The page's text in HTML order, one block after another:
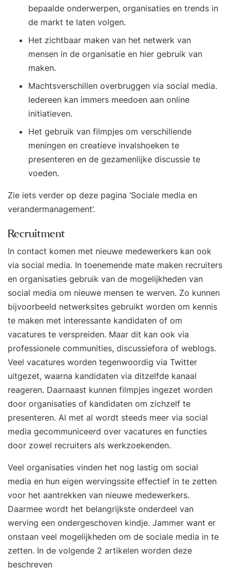
bepaalde onderwerpen, organisaties en trends in
de markt te laten volgen.
Het zichtbaar maken van het netwerk van
mensen in de organisatie en hier gebruik van
maken.
Machtsverschillen overbruggen via social media.
Iedereen kan immers meedoen aan online
initiatieven.
Het gebruik van filmpjes om verschillende
meningen en creatieve invalshoeken te
presenteren en de gezamenlijke discussie te
voeden.
Zie iets verder op deze pagina ‘Sociale media en
verandermanagement’.
Recruitment
In contact komen met nieuwe medewerkers kan ook
via social media. In toenemende mate maken recruiters
en organisaties gebruik van de mogelijkheden van
social media om nieuwe mensen te werven. Zo kunnen
bijvoorbeeld netwerksites gebruikt worden om kennis
te maken met interessante kandidaten of om
vacatures te verspreiden. Maar dit kan ook via
professionele communities, discussiefora of weblogs.
Veel vacatures worden tegenwoordig via Twitter
uitgezet, waarna kandidaten via ditzelfde kanaal
reageren. Daarnaast kunnen filmpjes ingezet worden
door organisaties of kandidaten om zichzelf te
presenteren. Al met al wordt steeds meer via social
media gecommuniceerd over vacatures en functies
door zowel recruiters als werkzoekenden.
Veel organisaties vinden het nog lastig om social
media en hun eigen wervingssite effectief in te zetten
voor het aantrekken van nieuwe medewerkers.
Daarmee wordt het belangrijkste onderdeel van
werving een ondergeschoven kindje. Jammer want er
onstaan veel mogelijkheden om de sociale media in te
zetten. In de volgende 2 artikelen worden deze
beschreven